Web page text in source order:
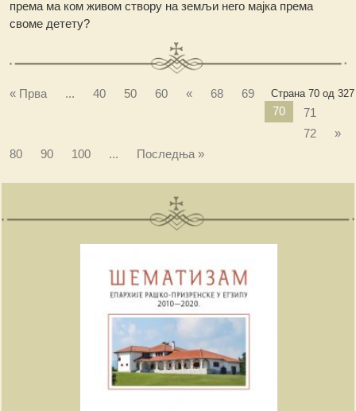
према ма ком живом створу на земљи него мајка према
своме детету?
Страна 70 од 327
« Прва ... 40 50 60 « 68
69
70
71
72
»
80
90 100 ... Последња »